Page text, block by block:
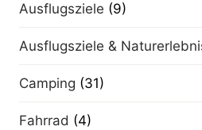
Ausflugsziele (9)
Ausflugsziele &
Camping (31)
Fahrrad (4)